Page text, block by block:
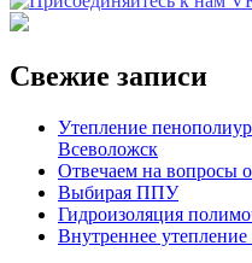
Свежие записи
Утепление
Всеволожск
Отвечаем на вопросы
Выбирая ППУ
Гидроизоляция
Внутреннее